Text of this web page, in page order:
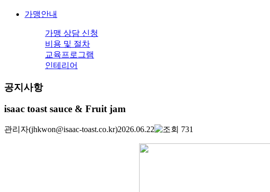
가맹안내
가맹 상담 신청
비용 및 절차
교육프로그램
인테리어
공지사항
isaac toast sauce & Fruit jam
관리자(jhkwon@isaac-toast.co.kr)2026.06.22 731